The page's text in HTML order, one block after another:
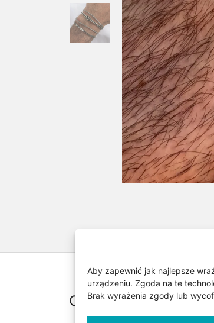
Aby zapewnić jak najlepsze
urządzeniu. Zgoda na te
Brak wyrażenia zgody lub
Opis